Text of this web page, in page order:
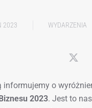
2023 WYDARZENIA
informujemy o
2023. Jest to